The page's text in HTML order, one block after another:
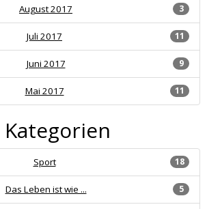
3
August 2017
11
Juli 2017
9
Juni 2017
11
Mai 2017
Kategorien
18
Sport
5
Das Leben ist wie ...